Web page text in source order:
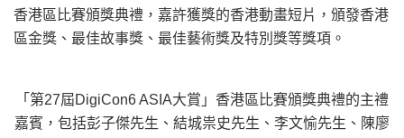
香港區比賽頒獎典禮，嘉許獲獎的香港動畫短片，頒發香港
區金獎、最佳故事獎、最佳藝術獎及特別獎等獎項。
「第27屆DigiCon6 ASIA大賞」香港區比賽頒獎典禮的主禮
嘉賓，包括彭子傑先生、結城祟史先生、李文愉先生、陳廖